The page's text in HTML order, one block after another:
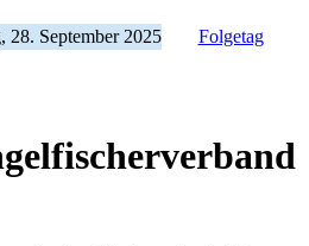
28. September 2025 Folgetag